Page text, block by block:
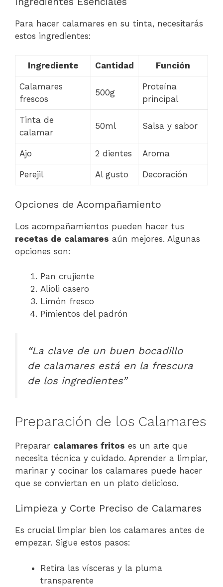
Para hacer calamares en su tinta, necesitarás
estos ingredientes:
Ingrediente Cantidad Función
Calamares
frescos
500g
Proteína
principal
Tinta de
calamar
50ml Salsa y sabor
Ajo 2 dientes Aroma
Perejil Al gusto Decoración
Opciones de Acompañamiento
Los acompañamientos pueden hacer tus
recetas de calamares aún mejores. Algunas
opciones son:
Pan crujiente
Alioli casero
Limón fresco
Pimientos del padrón
“La clave de un buen bocadillo
de calamares está en la frescura
de los ingredientes”
Preparación de los Calamares
Preparar calamares fritos es un arte que
necesita técnica y cuidado. Aprender a limpiar,
marinar y cocinar los calamares puede hacer
que se conviertan en un plato delicioso.
Limpieza y Corte Preciso de Calamares
Es crucial limpiar bien los calamares antes de
empezar. Sigue estos pasos:
Retira las vísceras y la pluma
transparente